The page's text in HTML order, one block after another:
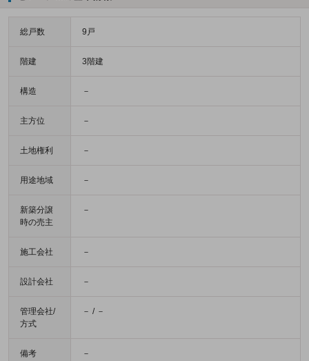
総戸数 9戸
階建 3階建
構造 －
主方位 －
土地権利 －
用途地域 －
新築分譲
時の売主
－
施工会社 －
設計会社 －
管理会社/
方式
－ / －
備考 －